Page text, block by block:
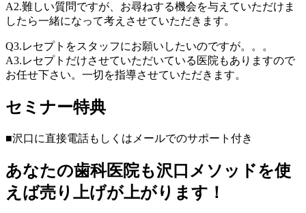
A2.難しい質問ですが、お尋ねする機会を与えていただけま
したら一緒になって考えさせていただきます。
Q3.レセプトをスタッフにお願いしたいのですが。。。
A3.レセプトだけさせていただいている医院もありますので
お任せ下さい。一切を指導させていただきます。
セミナー特典
■沢口に直接電話もしくはメールでのサポート付き
あなたの歯科医院も沢口メソッドを使
えば売り上げが上がります！